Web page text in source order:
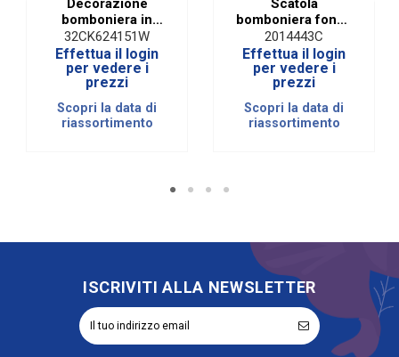
Decorazione
bomboniera in
legno bianco
calice comunione
(conf. 24 pezzi)
32CK624151W
Effettua il login
per vedere i
prezzi
Scopri la data di
riassortimento
Scatola
bomboniera fondo
e coperchio pelle
bianca 22x16x4
(10 pezzi)
2014443C
Effettua il login
per vedere i
prezzi
Scopri la data di
riassortimento
ISCRIVITI ALLA NEWSLETTER